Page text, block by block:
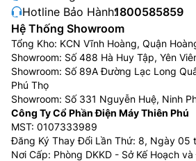
Hotline Bảo Hành:1800585859
Hệ Thống Showroom
Tổng Kho: KCN Vĩnh Hoàng, Quận
Showroom: Số 488 Hà Huy Tập, Yên
Showroom: Số 89A Đường Lạc Long
Phú Thọ
Showroom: Số 331 Nguyễn Huệ, Ninh
Công Ty Cổ Phần Điện Máy Thiên Phú
MST: 0107333989
Đăng Ký Thay Đổi Lần Thứ: 8, Ngày 05
Nơi Cấp: Phòng DKKD - Sở Kế Hoạch